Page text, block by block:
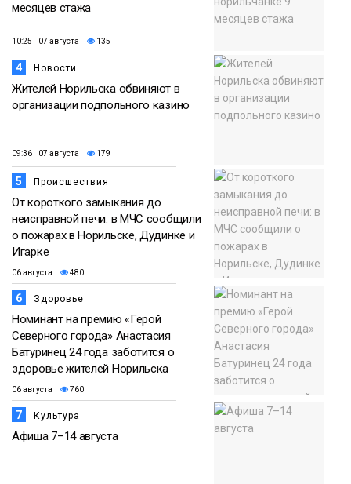
месяцев стажа
10:25 07 августа 135
4 Новости
Жителей Норильска обвиняют в
организации подпольного казино
09:36 07 августа 179
5 Происшествия
От короткого замыкания до
неисправной печи: в МЧС сообщили
о пожарах в Норильске, Дудинке и
Игарке
06 августа 480
6 Здоровье
Номинант на премию «Герой
Северного города» Анастасия
Батуринец 24 года заботится о
здоровье жителей Норильска
06 августа 760
7 Культура
Афиша 7–14 августа